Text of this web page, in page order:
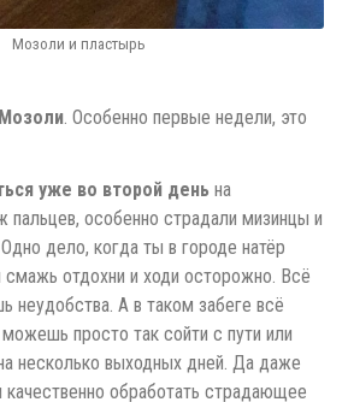
Мозоли и пластырь
Мозоли. Особенно первые недели, это
уже во второй день на
пальцев, особенно страдали мизинцы и
дело, когда ты в городе натёр
смажь отдохни и ходи осторожно. Всё
неудобства. А в таком забеге всё
просто так сойти с пути или
несколько выходных дней. Да даже
качественно обработать страдающее